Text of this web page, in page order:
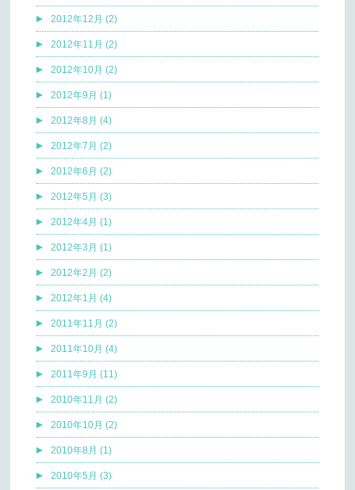
2012年12月 (2)
2012年11月 (2)
2012年10月 (2)
2012年9月 (1)
2012年8月 (4)
2012年7月 (2)
2012年6月 (2)
2012年5月 (3)
2012年4月 (1)
2012年3月 (1)
2012年2月 (2)
2012年1月 (4)
2011年11月 (2)
2011年10月 (4)
2011年9月 (11)
2010年11月 (2)
2010年10月 (2)
2010年8月 (1)
2010年5月 (3)